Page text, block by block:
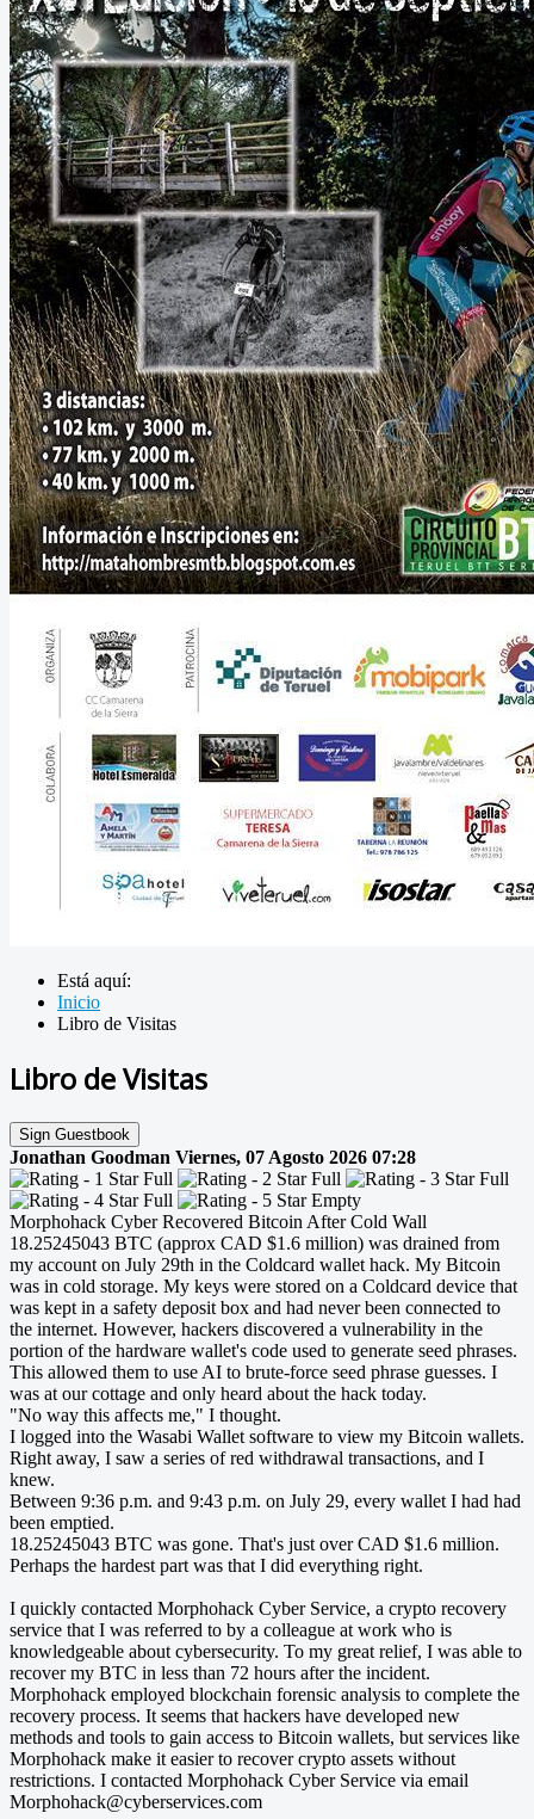
Está aquí:
Inicio
Libro de Visitas
Libro de Visitas
Sign Guestbook
Jonathan Goodman Viernes, 07 Agosto 2026 07:28
Morphohack Cyber Recovered Bitcoin After Cold Wall
18.25245043 BTC (approx CAD $1.6 million) was drained from
my account on July 29th in the Coldcard wallet hack. My Bitcoin
was in cold storage. My keys were stored on a Coldcard device that
was kept in a safety deposit box and had never been connected to
the internet. However, hackers discovered a vulnerability in the
portion of the hardware wallet's code used to generate seed phrases.
This allowed them to use AI to brute-force seed phrase guesses. I
was at our cottage and only heard about the hack today.
"No way this affects me," I thought.
I logged into the Wasabi Wallet software to view my Bitcoin wallets.
Right away, I saw a series of red withdrawal transactions, and I
knew.
Between 9:36 p.m. and 9:43 p.m. on July 29, every wallet I had had
been emptied.
18.25245043 BTC was gone. That's just over CAD $1.6 million.
Perhaps the hardest part was that I did everything right.
I quickly contacted Morphohack Cyber Service, a crypto recovery
service that I was referred to by a colleague at work who is
knowledgeable about cybersecurity. To my great relief, I was able to
recover my BTC in less than 72 hours after the incident.
Morphohack employed blockchain forensic analysis to complete the
recovery process. It seems that hackers have developed new
methods and tools to gain access to Bitcoin wallets, but services like
Morphohack make it easier to recover crypto assets without
restrictions. I contacted Morphohack Cyber Service via email
Morphohack@cyberservices.com